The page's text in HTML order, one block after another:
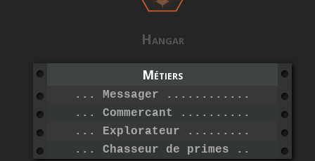
Hangar
Métiers
... Messager
... Commercant
... Explorateur
... Chasseur de primes